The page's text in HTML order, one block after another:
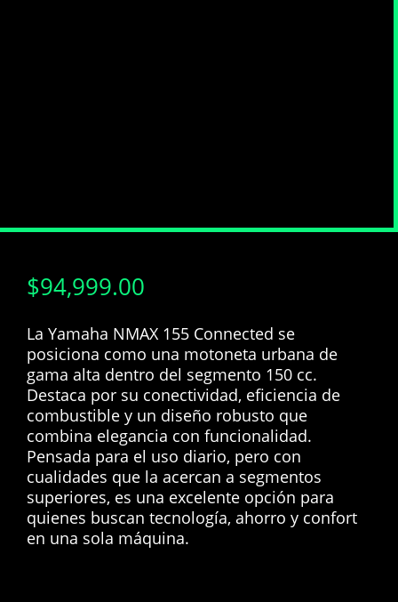
$94,999.00
La Yamaha NMAX 155 Connected se
posiciona como una motoneta urbana de
gama alta dentro del segmento 150 cc.
Destaca por su conectividad, eficiencia de
combustible y un diseño robusto que
combina elegancia con funcionalidad.
Pensada para el uso diario, pero con
cualidades que la acercan a segmentos
superiores, es una excelente opción para
quienes buscan tecnología, ahorro y confort
en una sola máquina.